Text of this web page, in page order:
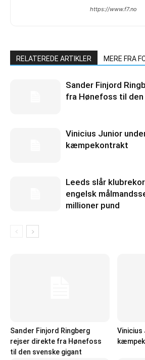
https://www.f7.no
RELATEREDE ARTIKLER MERE FRA
Sander Finjord
fra Hønefoss til
Vinicius Junior
kæmpekontrakt
Leeds slår
engelsk
millioner pund
Sander Finjord Ringberg
rejser direkte fra Hønefoss
til den svenske gigant
Vinicius